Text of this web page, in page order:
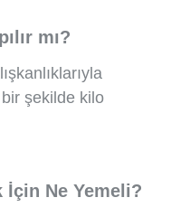
mı?
bir şekilde kilo
İçin Ne Yemeli?